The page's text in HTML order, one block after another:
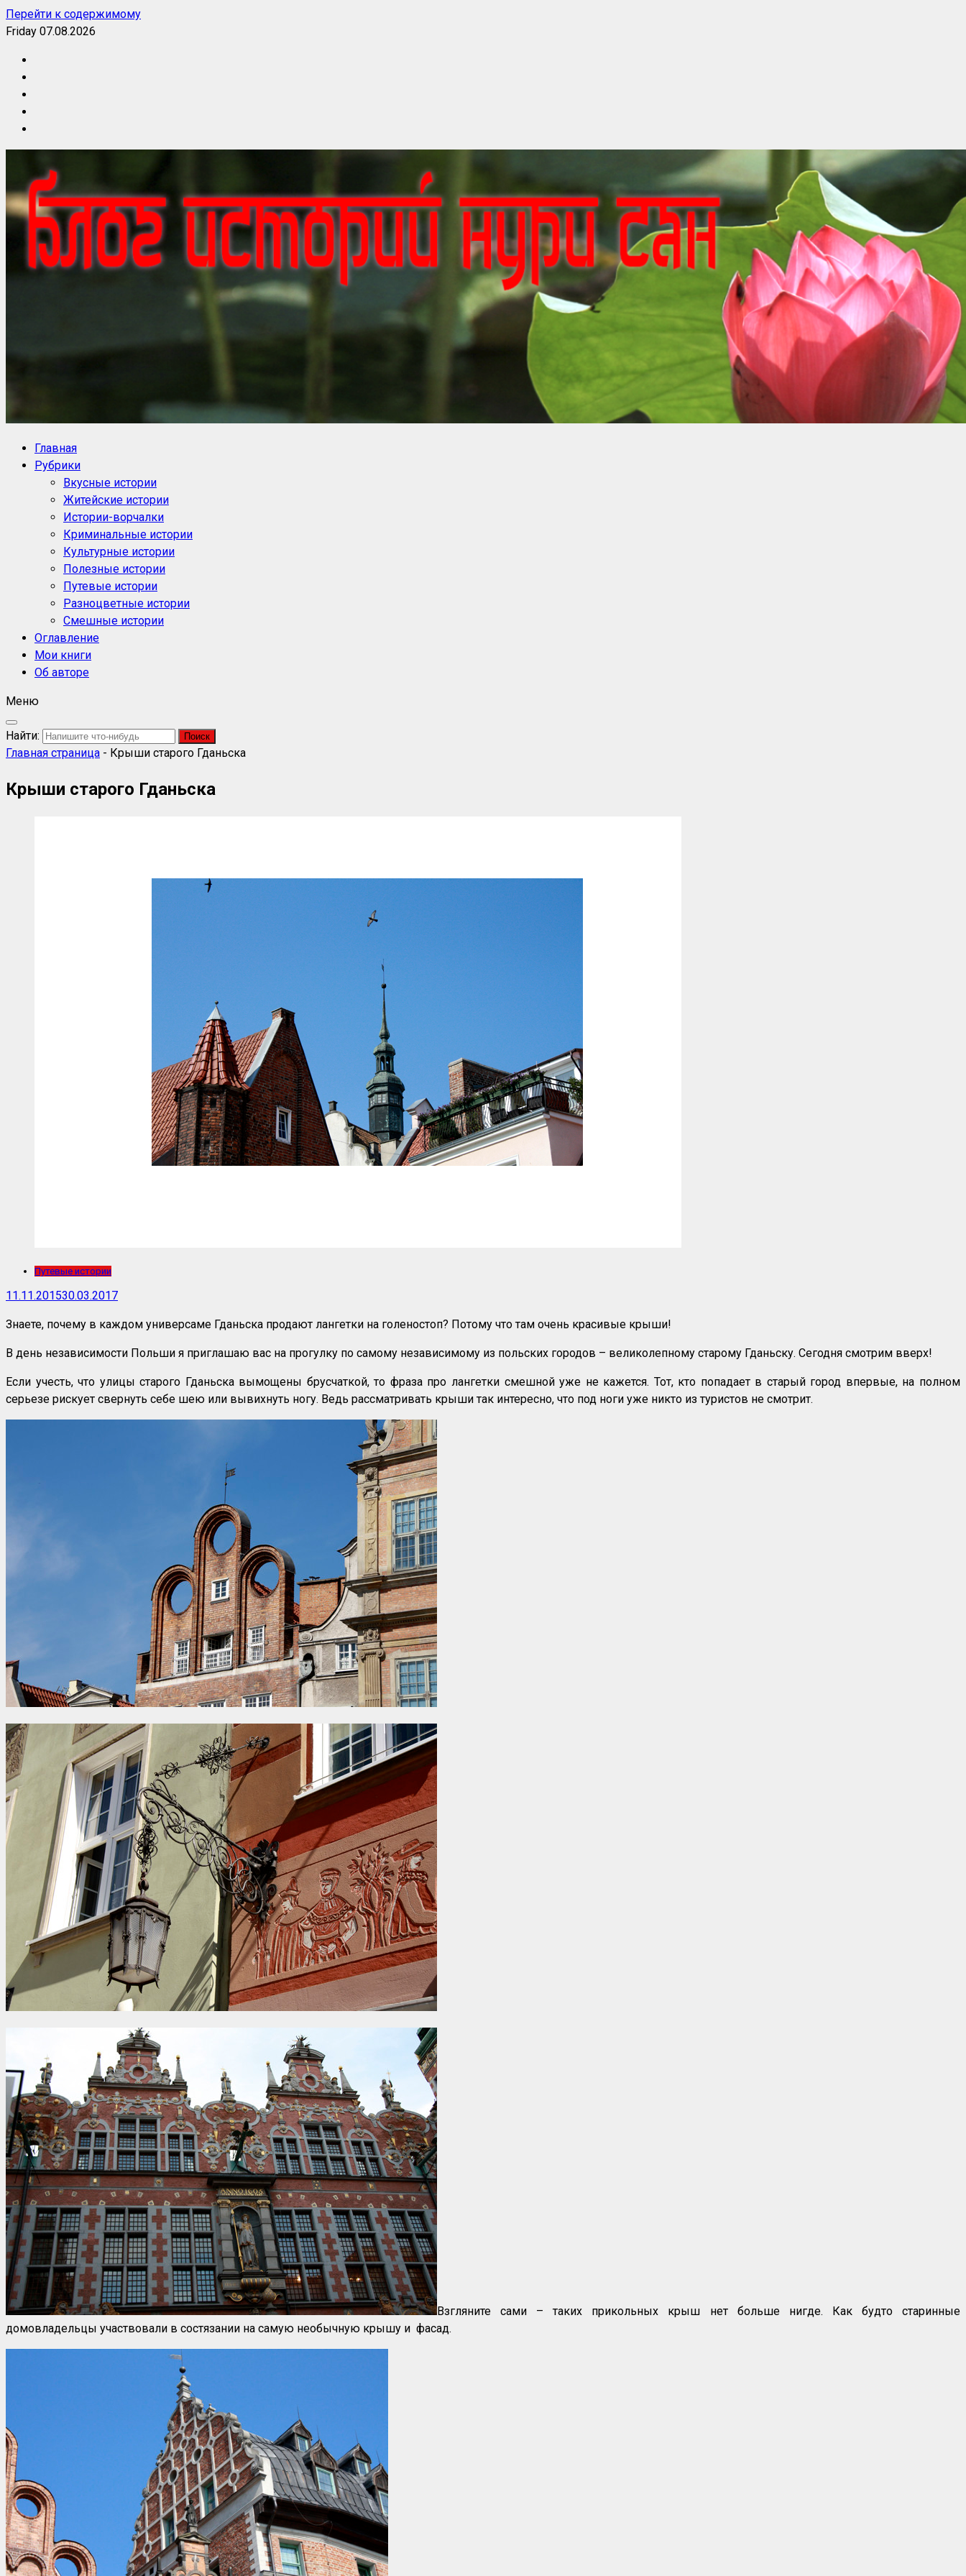
Перейти к содержимому
Friday 07.08.2026
Блог историй NoorySan
Главная
Рубрики
Вкусные истории
Житейские истории
Истории-ворчалки
Криминальные истории
Культурные истории
Полезные истории
Путевые истории
Разноцветные истории
Смешные истории
Оглавление
Мои книги
Об авторе
Меню
Найти:
Главная страница - Крыши старого Гданьска
Крыши старого Гданьска
Путевые истории
11.11.201530.03.2017
Знаете, почему в каждом универсаме Гданьска продают лангетки на голеностоп? Потому что там очень красивые крыши!
В день независимости Польши я приглашаю вас на прогулку по самому независимому из польских городов – великолепному старому Гданьску. Сегодня смотрим вверх!
Если учесть, что улицы старого Гданьска вымощены брусчаткой, то фраза про лангетки смешной уже не кажется. Тот, кто попадает в старый город впервые, на полном
серьезе рискует свернуть себе шею или вывихнуть ногу. Ведь рассматривать крыши так интересно, что под ноги уже никто из туристов не смотрит.
Взгляните сами – таких прикольных крыш нет больше нигде. Как будто старинные
домовладельцы участвовали в состязании на самую необычную крышу и фасад.